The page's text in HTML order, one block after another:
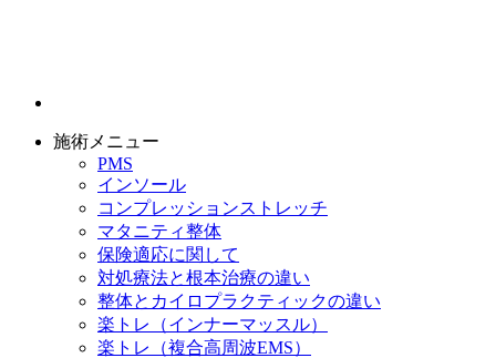
施術メニュー
PMS
インソール
コンプレッションストレッチ
マタニティ整体
保険適応に関して
対処療法と根本治療の違い
整体とカイロプラクティックの違い
楽トレ（インナーマッスル）
楽トレ（複合高周波EMS）